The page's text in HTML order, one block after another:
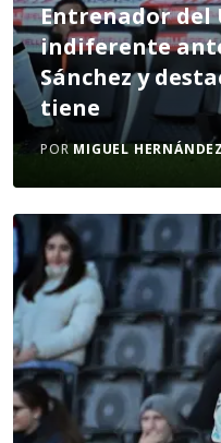
Entrenador del
indiferente
Sánchez y
tiene
PORMIGUEL